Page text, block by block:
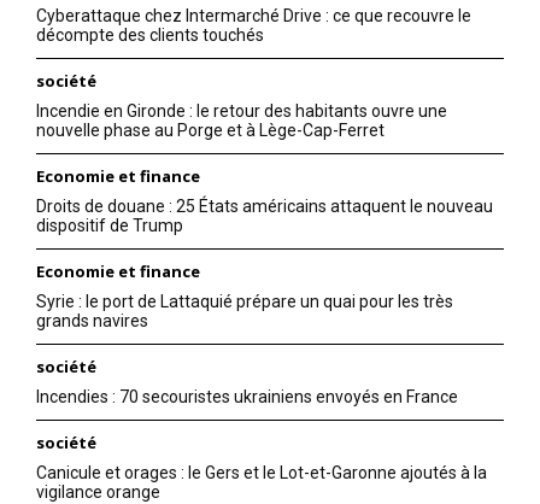
Cyberattaque chez Intermarché Drive : ce que recouvre le
décompte des clients touchés
société
Incendie en Gironde : le retour des habitants ouvre une
nouvelle phase au Porge et à Lège-Cap-Ferret
Economie et finance
Droits de douane : 25 États américains attaquent le nouveau
dispositif de Trump
Economie et finance
Syrie : le port de Lattaquié prépare un quai pour les très
grands navires
société
Incendies : 70 secouristes ukrainiens envoyés en France
société
Canicule et orages : le Gers et le Lot-et-Garonne ajoutés à la
vigilance orange